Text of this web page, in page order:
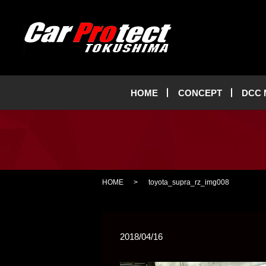
HOME CONCEPT DCC
HOME toyota_supra_rz_img008
2018/04/16